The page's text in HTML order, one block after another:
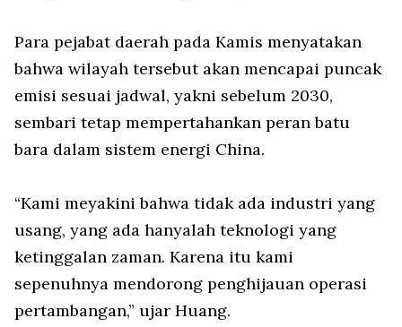
Para pejabat daerah pada Kamis menyatakan
bahwa wilayah tersebut akan mencapai puncak
emisi sesuai jadwal, yakni sebelum 2030,
sembari tetap mempertahankan peran batu
bara dalam sistem energi China.
“Kami meyakini bahwa tidak ada industri yang
usang, yang ada hanyalah teknologi yang
ketinggalan zaman. Karena itu kami
sepenuhnya mendorong penghijauan operasi
pertambangan,” ujar Huang.